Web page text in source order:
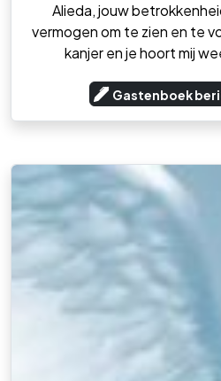
Alieda, jouw
vermogen om te zien en te
kanjer en je hoort mij
Gastenboek